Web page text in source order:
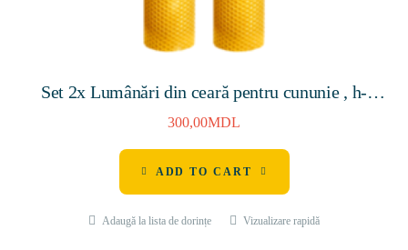
Set 2x Lumânări din ceară pentru cununie , h-
400mm , D-45mm
300,00MDL
ADD TO CART
Adaugă la lista de dorințe Vizualizare rapidă